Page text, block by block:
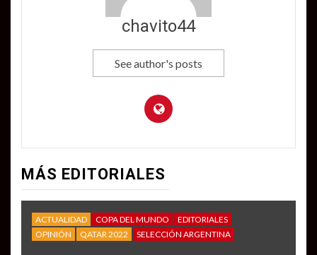
chavito44
See author's posts
MÁS EDITORIALES
ACTUALIDAD COPA DEL MUNDO
EDITORIALES
OPINIÓN
QATAR 2022 SELECCIÓN ARGENTINA